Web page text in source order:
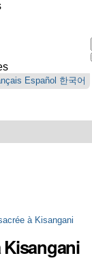
Español 한국어
à Kisangani
Kisangani